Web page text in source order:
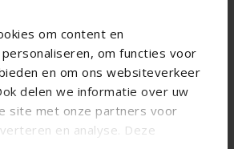
om content en
om functies voor
en om ons websiteverkeer
delen we informatie over uw
site met onze partners voor
en analyse. Deze